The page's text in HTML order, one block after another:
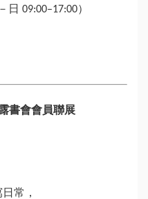
09:00–17:00）
書會會員聯展
常，